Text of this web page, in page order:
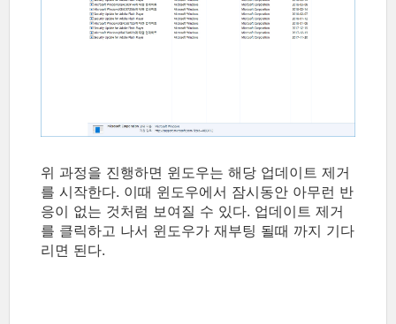
위 과정을 진행하면 윈도우는 해당 업데이트 제거
를 시작한다. 이때 윈도우에서 잠시동안 아무런 반
응이 없는 것처럼 보여질 수 있다. 업데이트 제거
를 클릭하고 나서 윈도우가 재부팅 될때 까지 기다
리면 된다.